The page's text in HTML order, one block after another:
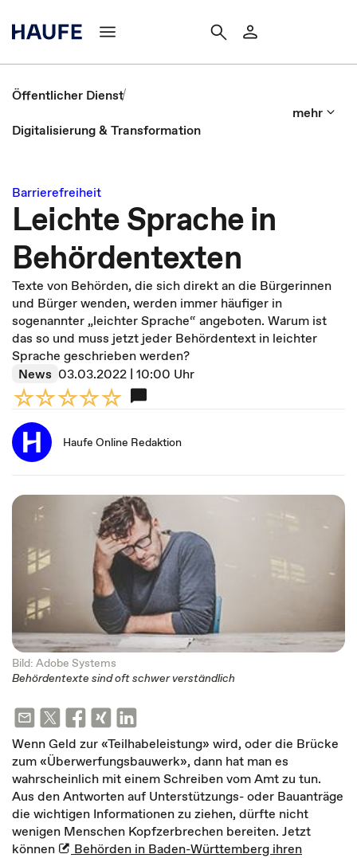
Öffentlicher Dienst
Digitalisierung & Transformation
mehr
Barrierefreiheit
Leichte Sprache in
Behördentexten
Texte von Behörden, die sich direkt an die Bürgerinnen
und Bürger wenden, werden immer häufiger in
sogenannter „leichter Sprache“ angeboten. Warum ist
das so und muss jetzt jeder Behördentext in leichter
Sprache geschrieben werden?
News 03.03.2022 | 10:00 Uhr
Haufe Online Redaktion
Bild: Adobe Systems
Behördentexte sind oft schwer verständlich
Wenn Geld zur «Teilhabeleistung» wird, oder die Brücke
zum «Überwerfungsbauwerk», dann hat man es
wahrscheinlich mit einem Schreiben vom Amt zu tun.
Aus den Antworten auf Unterstützungs- oder Bauanträge
die wichtigen Informationen zu ziehen, dürfte nicht
wenigen Menschen Kopfzerbrechen bereiten. Jetzt
können
Behörden in Baden-Württemberg ihren